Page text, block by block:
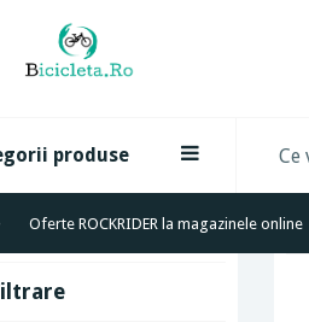
produse
Oferte ROCKRIDER la magazinele online